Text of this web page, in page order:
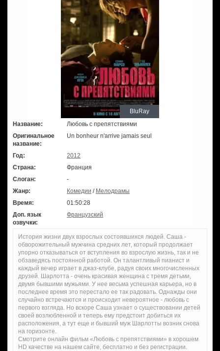
BluRay
Название:
Любовь с препятствиями
Оригинальное
название:
Un bonheur n'arrive jamais seul
Год:
2012
Страна:
Франция
Слоган:
-
Жанр:
Комедии / Мелодрамы
Время:
01:50:28
Доп. язык
озвучки:
Французский
История жизни двух взрослых состоявшихся людей. Саша -
обворожительный мужчина средних лет, который продолжает
упорно отказываться от вступления во взрослую жизнь, так и не
обзаведясь постоянной работой. Он талантливый пианист и
каждый вечер играет в джаз-клубе, радуя своих многочисленных
друзей. Шарлотта - очень красивая женщина с тремя детьми,
двумя бывшими мужьями. У нее весьма успешная карьера, но в
последнее время это перестало ее так радовать. Однажды они
случайно встречаются и происходит невероятное - любовь с
первого взгляда. Но вскоре Саша узнает о существовании детей
своей возлюбленной и теперь ему предстоит добиться их
расположения, а тут еще и бывший муж Шарлотты возник снова
на горизонте.
Смотрите онлайн фильм «Любовь с препятствиями» в хорошем
HD качестве на нашем сайте, бесплатно и без регистрации.